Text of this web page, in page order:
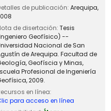
de publicación: Arequipa,
de disertación: Tesis
Geofísico) --
Nacional de San
de Arequipa. Facultad de
Geofíscia y Minas,
Profesional de Ingeniería
2009.
en línea:
para acceso en línea